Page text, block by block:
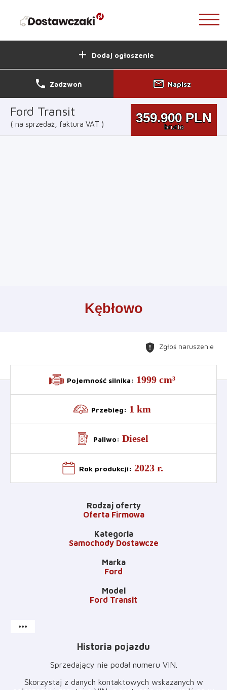
add Dodaj ogłoszenie
Ford Transit
na sprzedaż, faktura VAT 359.900 PLN
brutto
Kębłowo
gpp_maybe Zgłoś naruszenie
Pojemność silnika: 1999 cm³
Przebieg: 1 km
Paliwo: Diesel
Rok produkcji: 2023 r.
Rodzaj oferty
Oferta Firmowa
Kategoria
Samochody Dostawcze
Marka
Ford
Model
Ford Transit
more_horiz
Historia pojazdu
Sprzedający nie podał numeru VIN
Skorzystaj z danych kontaktowych wskazanych w
phone Zadzwoń mail_outline Napisz